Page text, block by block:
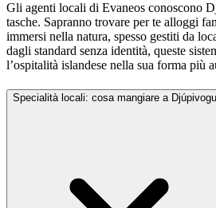
Gli agenti locali di Evaneos conoscono
tasche. Sapranno trovare per te alloggi
immersi nella natura, spesso gestiti da
dagli standard senza identità, queste
l’ospitalità islandese nella sua forma più
Specialità locali: cosa mangiare a